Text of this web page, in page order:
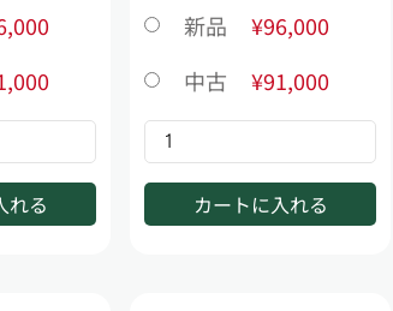
れる
新品
¥96,000
中古
¥91,000
カートに入れる